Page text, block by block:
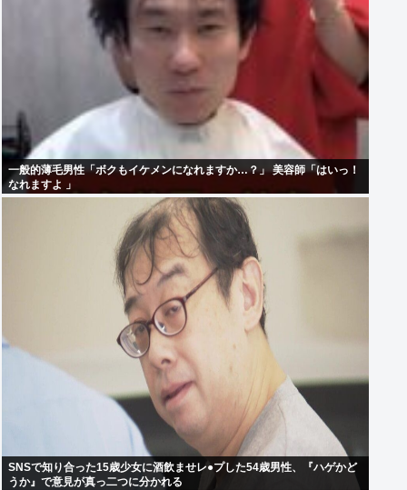
一般的薄毛男性「ボクもイケメンになれますか…？」 美容師「はいっ！
なれますよ 」
SNSで知り合った15歳少女に酒飲ませレ●プした54歳男性、『ハゲかど
うか』で意見が真っ二つに分かれる